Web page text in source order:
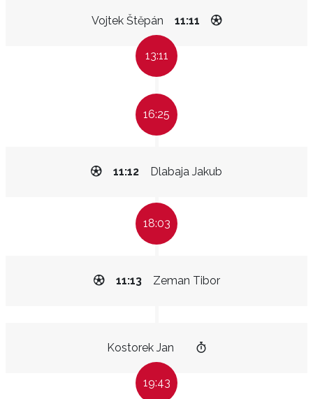
Vojtek Štěpán 11:11
13:11
16:25
Dlabaja Jakub
11:12
18:03
Zeman Tibor
11:13
Kostorek Jan
19:43